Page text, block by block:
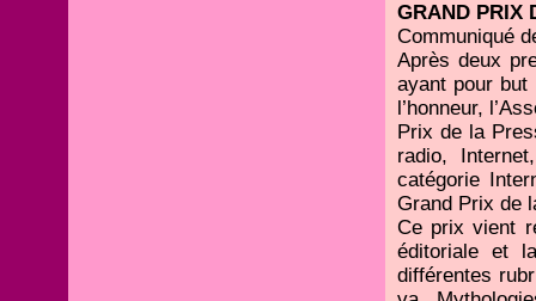
GRAND PRIX
Communiqué
Après deux
ayant pour
l’honneur,
Prix de la
radio,
catégorie
Grand Prix de
Ce prix vient
éditoriale et
différentes